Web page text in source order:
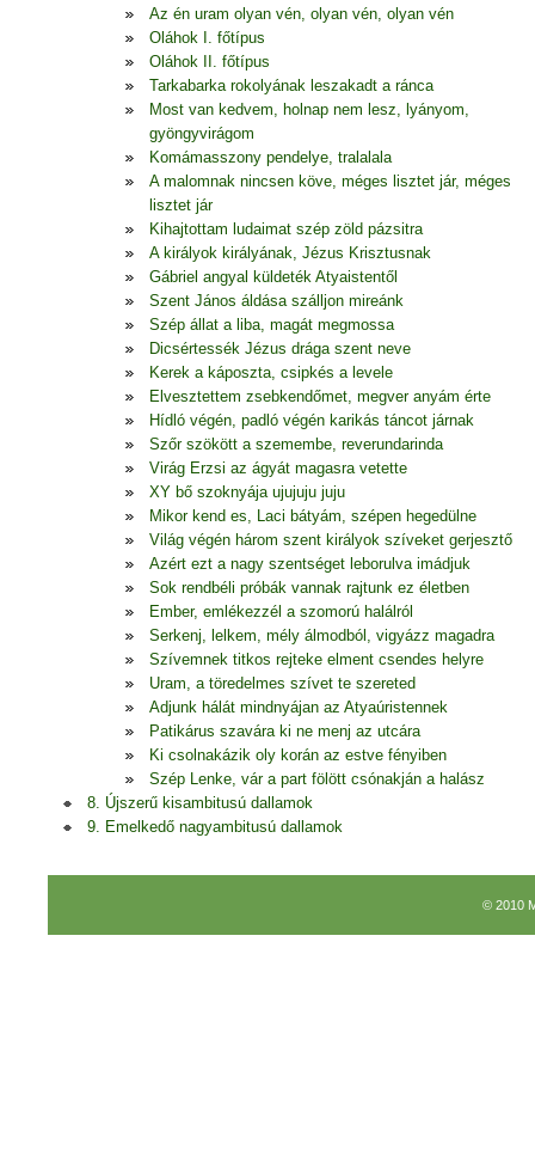
Az én uram olyan vén, olyan vén, olyan vén
Oláhok I. főtípus
Oláhok II. főtípus
Tarkabarka rokolyának leszakadt a ránca
Most van kedvem, holnap nem lesz, lyányom,
gyöngyvirágom
Komámasszony pendelye, tralalala
A malomnak nincsen köve, méges lisztet jár, méges
lisztet jár
Kihajtottam ludaimat szép zöld pázsitra
A királyok királyának, Jézus Krisztusnak
Gábriel angyal küldeték Atyaistentől
Szent János áldása szálljon mireánk
Szép állat a liba, magát megmossa
Dicsértessék Jézus drága szent neve
Kerek a káposzta, csipkés a levele
Elvesztettem zsebkendőmet, megver anyám érte
Hídló végén, padló végén karikás táncot járnak
Szőr szökött a szemembe, reverundarinda
Virág Erzsi az ágyát magasra vetette
XY bő szoknyája ujujuju juju
Mikor kend es, Laci bátyám, szépen hegedülne
Világ végén három szent királyok szíveket gerjesztő
Azért ezt a nagy szentséget leborulva imádjuk
Sok rendbéli próbák vannak rajtunk ez életben
Ember, emlékezzél a szomorú halálról
Serkenj, lelkem, mély álmodból, vigyázz magadra
Szívemnek titkos rejteke elment csendes helyre
Uram, a töredelmes szívet te szereted
Adjunk hálát mindnyájan az Atyaúristennek
Patikárus szavára ki ne menj az utcára
Ki csolnakázik oly korán az estve fényiben
Szép Lenke, vár a part fölött csónakján a halász
8. Újszerű kisambitusú dallamok
9. Emelkedő nagyambitusú dallamok
© 2010